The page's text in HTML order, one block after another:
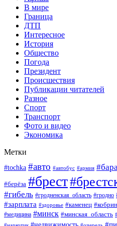
В мире
Граница
ДТП
Интересное
История
Общество
Погода
Президент
Происшествия
Публикации читателей
Разное
Спорт
Транспорт
Фото и видео
Экономика
Метки
#tochka #авто #автобус #армия
#берёза #брест
#гибель #гродненская_область #гродно
#зарплата #здоровье #каменец #кобрин
#медицина #минск #минская_область